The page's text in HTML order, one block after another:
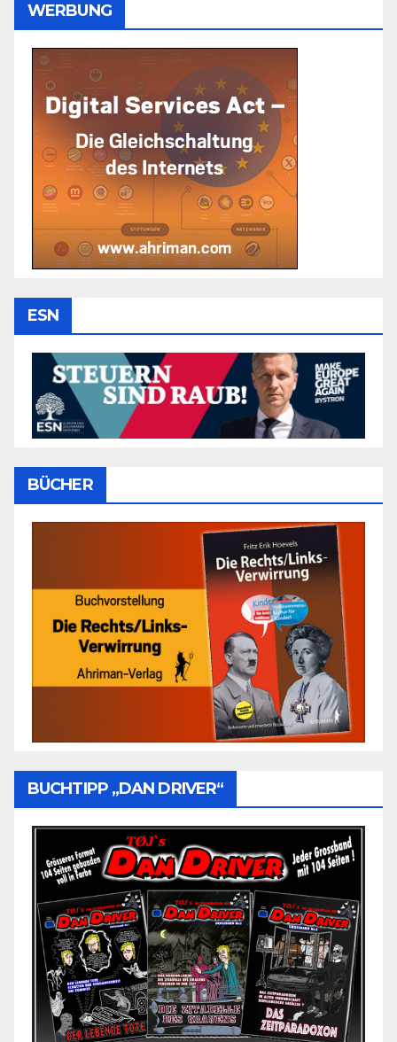
WERBUNG
ESN
BÜCHER
BUCHTIPP „DAN DRIVER“